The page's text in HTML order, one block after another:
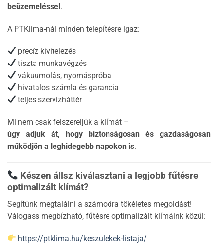
beüzemeléssel .
A PTKlima-nál minden telepítésre igaz:
precíz kivitelezés
tiszta munkavégzés
vákuumolás, nyomáspróba
hivatalos számla és garancia
teljes szervizháttér
Mi nem csak felszereljük a klímát –
úgy adjuk át, hogy biztonságosan és gazdaságosan
működjön a leghidegebb napokon is.
Készen állsz kiválasztani a legjobb fűtésre
optimalizált klímát?
Segítünk megtalálni a számodra tökéletes megoldást!
Válogass megbízható, fűtésre optimalizált klímáink közül:
https://ptklima.hu/keszulekek-listaja/